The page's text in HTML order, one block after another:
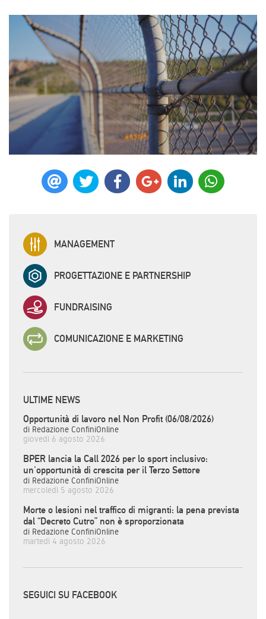
MANAGEMENT
PROGETTAZIONE E PARTNERSHIP
FUNDRAISING
COMUNICAZIONE E MARKETING
ULTIME NEWS
Opportunità di lavoro nel Non Profit (06/08/2026)
di Redazione ConfiniOnline
giovedì 6 agosto 2026
BPER lancia la Call 2026 per lo sport inclusivo:
un'opportunità di crescita per il Terzo Settore
di Redazione ConfiniOnline
mercoledì 5 agosto 2026
Morte o lesioni nel traffico di migranti: la pena prevista
dal “Decreto Cutro” non è sproporzionata
di Redazione ConfiniOnline
martedì 4 agosto 2026
SEGUICI SU FACEBOOK